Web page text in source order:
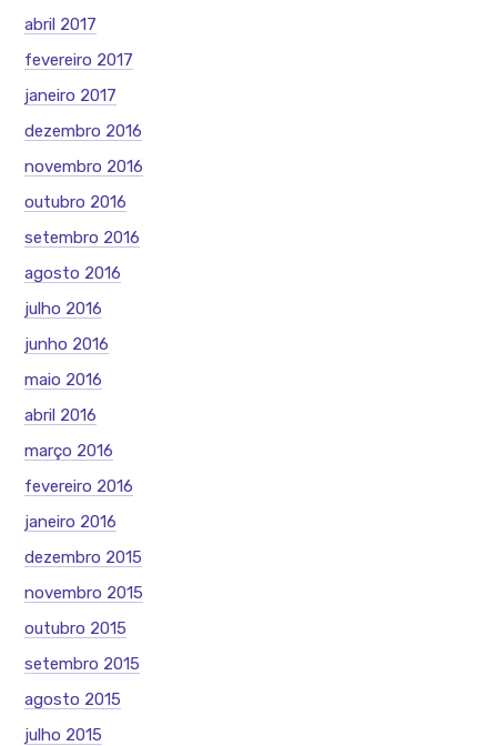
abril 2017
fevereiro 2017
janeiro 2017
dezembro 2016
novembro 2016
outubro 2016
setembro 2016
agosto 2016
julho 2016
junho 2016
maio 2016
abril 2016
março 2016
fevereiro 2016
janeiro 2016
dezembro 2015
novembro 2015
outubro 2015
setembro 2015
agosto 2015
julho 2015